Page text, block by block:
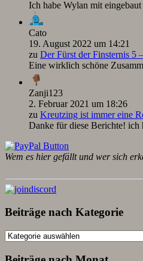
Ich habe Wylan mit
Cato
19. August 2022 um 14:21
zu Der Fürst der Finsternis 5
Eine wirklich schöne
Zanji123
2. Februar 2021 um 18:26
zu Kreutzing ist immer eine
Danke für diese Berichte! ich
Wem es hier gefällt und wer sich
Beiträge nach Kategorie
Beiträge
Kategorie